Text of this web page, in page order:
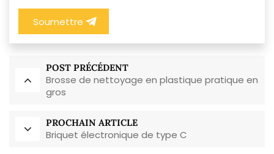
Soumettre
POST PRÉCÉDENT
Brosse de nettoyage en plastique pratique en
gros
PROCHAIN ARTICLE
Briquet électronique de type C